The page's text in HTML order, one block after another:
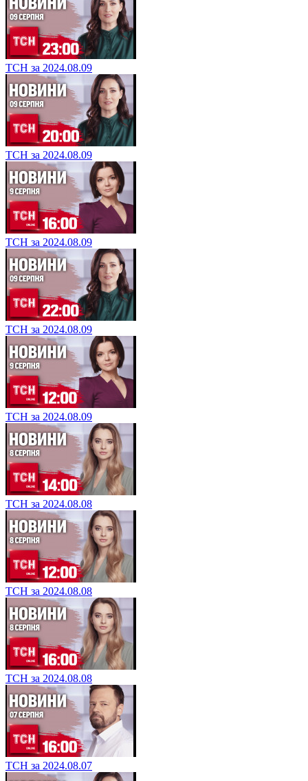
ТСН за 2024.08.09
ТСН за 2024.08.09
ТСН за 2024.08.09
ТСН за 2024.08.09
ТСН за 2024.08.09
ТСН за 2024.08.08
ТСН за 2024.08.08
ТСН за 2024.08.08
ТСН за 2024.08.07